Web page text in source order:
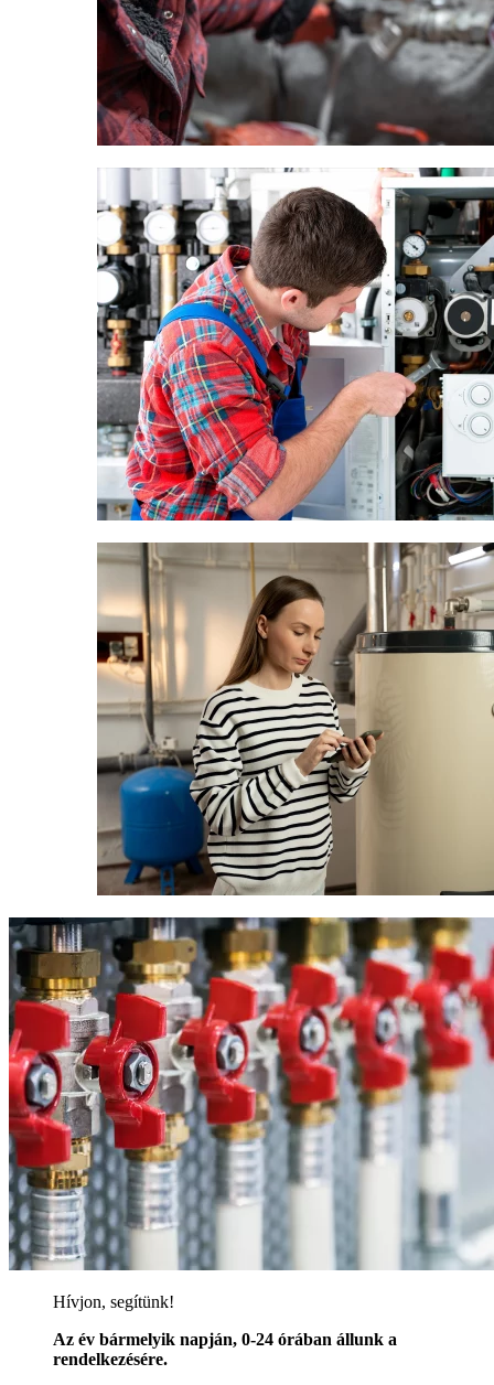
Hívjon, segítünk!
Az év bármelyik napján, 0-24 órában állunk a
rendelkezésére.